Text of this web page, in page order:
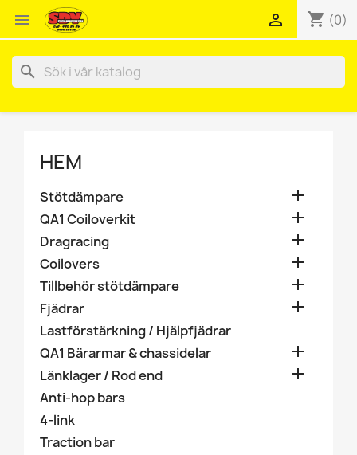
 shopping_cart (0)

search
HEM
Stötdämpare 
QA1 Coiloverkit 
Dragracing 
Coilovers 
Tillbehör stötdämpare 
Fjädrar 
Lastförstärkning / Hjälpfjädrar
QA1 Bärarmar & chassidelar

Länklager / Rod end 
Anti-hop bars
4-link
Traction bar